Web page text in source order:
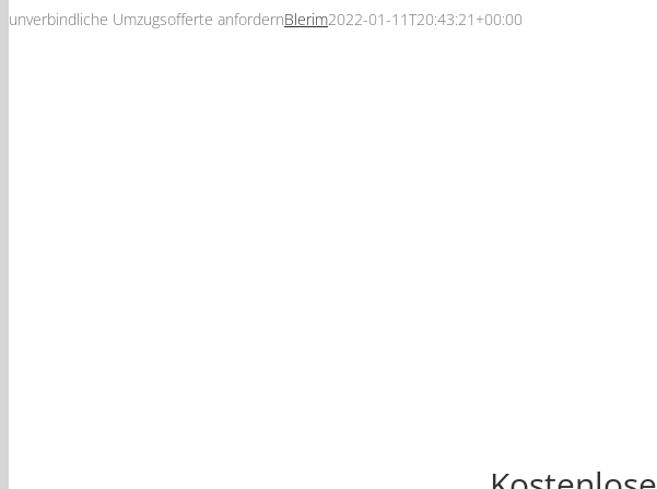
unverbindliche Umzugsofferte anfordernBlerim2022-01-11T20:43:21+00:00